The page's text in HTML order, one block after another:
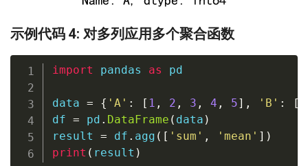
示例代码 4: 对多列应用多个聚合函数
import pandas as pd
data = { 'A' : [ 1 , 2 , 3 , 4 , 5] , 'B' : [
df = pd . DataFrame ( data )
result = df . agg ( [ 'sum' , 'mean' ] )
print ( result )